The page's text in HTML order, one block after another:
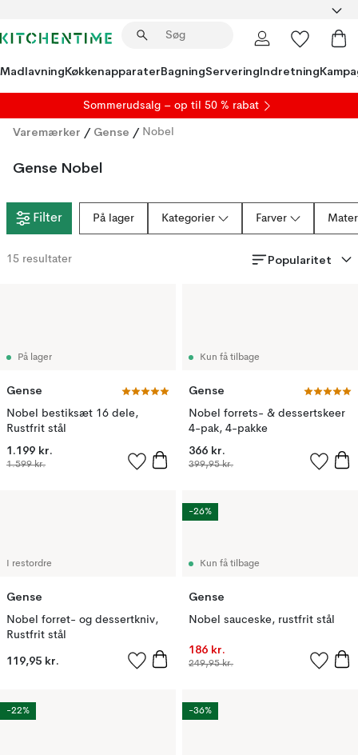
MadlavningKøkkenapparaterBagningServeringIndretning
Sommerudsalg – op til 50 % rabat
Varemærker / Gense / Nobel
Gense Nobel
Filter På lager Kategorier Farver
15 resultater Popularitet
På lager
Gense
Nobel bestiksæt 16 dele,
Rustfrit stål
1.199 kr.
1.599 kr.
Kun få tilbage
Gense
Nobel forrets- & dessertskeer
4-pak, 4-pakke
366 kr.
399,95 kr.
I restordre
Gense
Nobel forret- og dessertkniv,
Rustfrit stål
119,95 kr.
Kun få tilbage
Gense
Nobel sauceske, rustfrit stål
186 kr.
249,95 kr.
-26%
-22% -36%